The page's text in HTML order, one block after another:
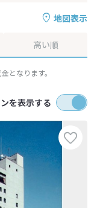
地図表示
高い順
となります。
を表示する